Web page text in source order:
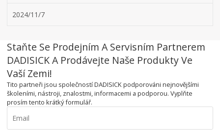
2024/11/7
Staňte Se Prodejním A Servisním Partnerem
DADISICK A Prodávejte Naše Produkty Ve
Vaší Zemi!
Tito partneři jsou společností DADISICK podporováni nejnovějšími
školeními, nástroji, znalostmi, informacemi a podporou. Vyplňte
prosím tento krátký formulář.